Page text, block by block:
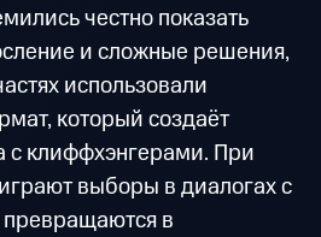
честно показать
и сложные решения,
использовали
который создаёт
клиффхэнгерами. При
выборы в диалогах с
в